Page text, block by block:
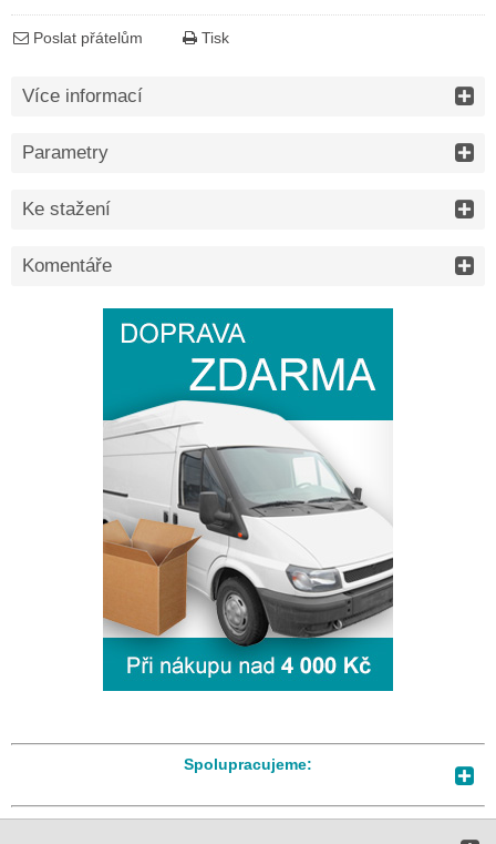
Poslat přátelům Tisk
Více informací
Parametry
Ke stažení
Komentáře
Spolupracujeme: